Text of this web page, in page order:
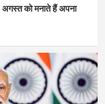
को मनाते हैं अपना